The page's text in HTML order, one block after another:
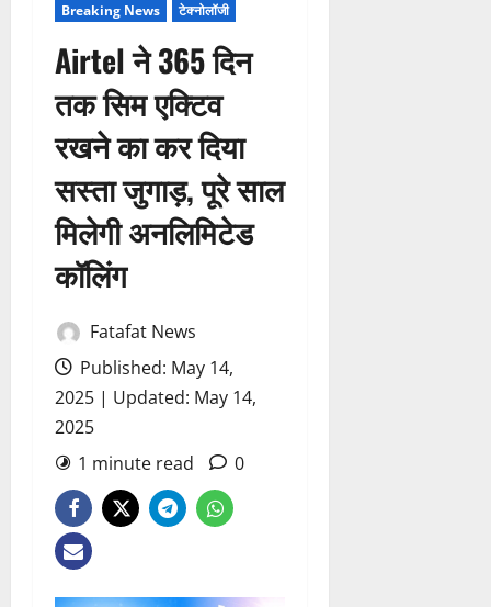
Breaking News टेक्नोलॉजी
Airtel ने 365 दिन
तक सिम एक्टिव
रखने का कर दिया
सस्ता जुगाड़, पूरे साल
मिलेगी अनलिमिटेड
कॉलिंग
Fatafat News
Published: May 14,
2025 | Updated: May 14,
2025
1 minute read
0